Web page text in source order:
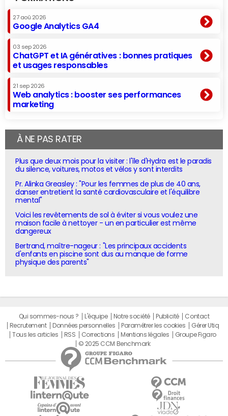
27 aoû 2026
Google Analytics GA4
03 sep 2026
ChatGPT et IA génératives : bonnes pratiques
et usages responsables
21 sep 2026
Web analytics : booster ses performances
marketing
À NE PAS RATER
Plus que deux mois pour la visiter : l'île d'Hydra est le paradis
du silence, voitures, motos et vélos y sont interdits
Pr. Alinka Greasley : "Pour les femmes de plus de 40 ans,
danser entretient la santé cardiovasculaire et l'équilibre
mental"
Voici les revêtements de sol à éviter si vous voulez une
maison facile à nettoyer - un en particulier est même
dangereux
Bertrand, maître-nageur : "Les principaux accidents
d'enfants en piscine sont dus au manque de forme
physique des parents"
Qui sommes-nous ? L'équipe Notre société Publicité
Contact
Recrutement
Données personnelles Paramétrer les cookies
Gérer Utiq
Tous les articles
RSS Corrections Mentions légales
Groupe Figaro
© 2025 CCM Benchmark